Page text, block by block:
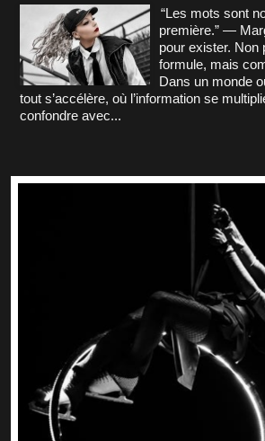
“Les mots sont
première.” —
pour exister. Non
formule, mais
Dans un monde
tout s’accélère, où l’information se
confondre avec...